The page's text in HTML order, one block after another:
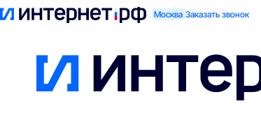
Москва Заказать звонок
Поиск по адресу Для квартиры